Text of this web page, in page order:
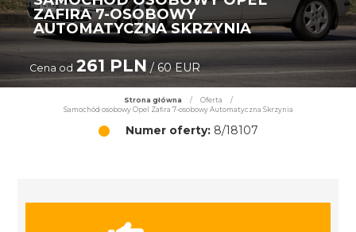
ZAFIRA 7-OSOBOWY
AUTOMATYCZNA SKRZYNIA
Cena od 261 PLN / 60 EUR
Strona główna / Oferta
/
Samochód osobowy Opel Zafira 7-osobowy Automatyczna Skrzynia
Numer oferty:8/18107